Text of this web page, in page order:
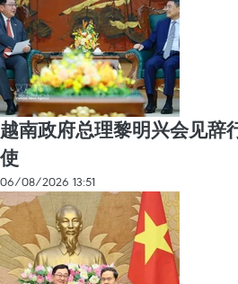
越南政府总理黎明兴会见辞
使
06/08/2026 13:51